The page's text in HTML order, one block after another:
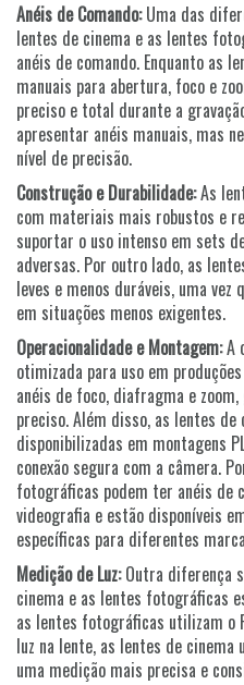
Anéis de Comando:Uma das
lentes de cinema e as lentes
anéis de comando. Enquanto as
manuais para abertura, foco e
preciso e total durante a
apresentar anéis manuais, mas
nível de precisão.
Construção e Durabilidade:As
com materiais mais robustos e
suportar o uso intenso em sets
adversas. Por outro lado, as
leves e menos duráveis, uma
em situações menos exigentes.
Operacionalidade e Montagem:A
otimizada para uso em
anéis de foco, diafragma e
preciso. Além disso, as lentes
disponibilizadas em montagens
conexão segura com a câmera.
fotográficas podem ter anéis de
videografia e estão disponíveis
específicas para diferentes
Medição de Luz:Outra diferença
cinema e as lentes fotográficas
as lentes fotográficas utilizam o
luz na lente, as lentes de
uma medição mais precisa e